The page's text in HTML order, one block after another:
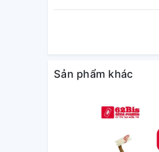
Sản phẩm khác